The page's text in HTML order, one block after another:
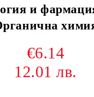
и
€6.14
12.01 лв.